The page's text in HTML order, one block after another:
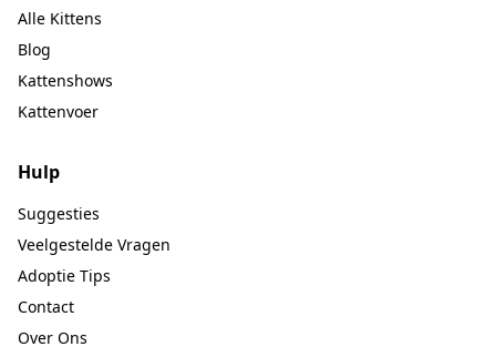
Alle Kittens
Blog
Kattenshows
Kattenvoer
Hulp
Suggesties
Veelgestelde Vragen
Adoptie Tips
Contact
Over Ons